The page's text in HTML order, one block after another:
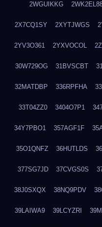
2WGUIKKG
2X7CQ1SY 2XYTJWGS
2YV3O361 2YXVOCOL
30W729OG 31BVSCBT
32MATDBP 336RPFHA
33T04ZZ0 3404O7P1
34Y7PBO1 357AGF1F
35O1QNFZ 36HUTLDS
377SG7JD 37CVGS0S
38J0SXQX 38NQ9PDV
39LAIWA9 39LCYZRI